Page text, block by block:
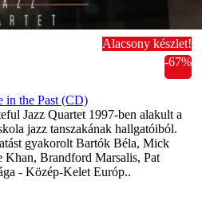
Alacsony készlet!
-67%
in the Past (CD)
Jazz Quartet 1997-ben alakult a
jazz tanszakának hallgatóiból.
gyakorolt Bartók Béla, Mick
Brandford Marsalis, Pat
- Közép-Kelet Európ..